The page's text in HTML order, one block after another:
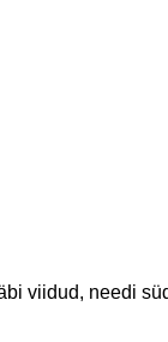
viidud, needi